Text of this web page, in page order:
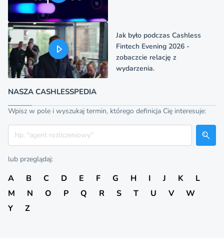
Jak było podczas Cashless
Fintech Evening 2026 -
zobaczcie relację z
wydarzenia.
NASZA CASHLESSPEDIA
Wpisz w pole i wyszukaj termin, którego definicja Cię interesuje:
Szukaj
lub przeglądaj:
A B C D E F G H I J K
L
M
N O P Q R S T U V
W
Y
Z